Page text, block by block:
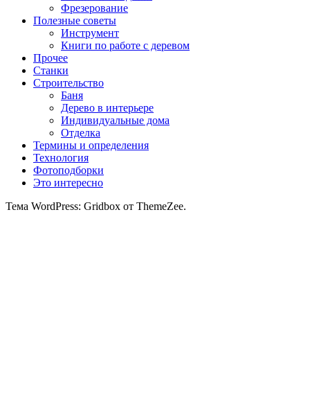
Фрезерование
Полезные советы
Инструмент
Книги по работе с деревом
Прочее
Станки
Строительство
Баня
Дерево в интерьере
Индивидуальные дома
Отделка
Термины и определения
Технология
Фотоподборки
Это интересно
Тема WordPress: Gridbox от ThemeZee.